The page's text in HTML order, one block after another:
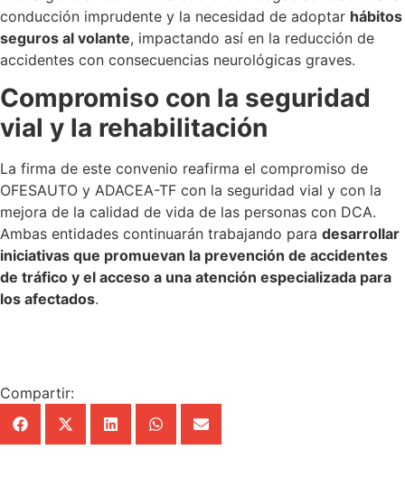
conducción imprudente y la necesidad de adoptar hábitos
seguros al volante, impactando así en la reducción de
accidentes con consecuencias neurológicas graves.
Compromiso con la seguridad
vial y la rehabilitación
La firma de este convenio reafirma el compromiso de
OFESAUTO y ADACEA-TF con la seguridad vial y con la
mejora de la calidad de vida de las personas con DCA.
Ambas entidades continuarán trabajando para desarrollar
iniciativas que promuevan la prevención de accidentes
de tráfico y el acceso a una atención especializada para
los afectados.
Compartir: